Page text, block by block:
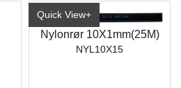
Quick View+
Nylonrør 10X1mm(25M)
NYL10X15